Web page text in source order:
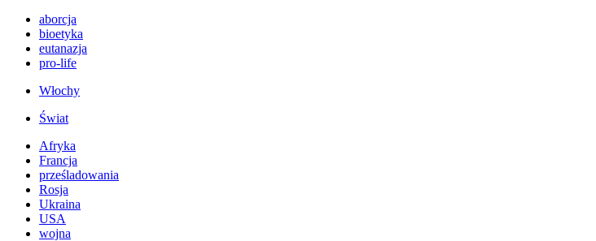
aborcja
bioetyka
eutanazja
pro-life
Włochy
Świat
Afryka
Francja
prześladowania
Rosja
Ukraina
USA
wojna